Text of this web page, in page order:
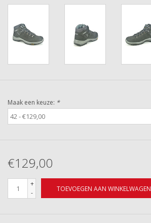
Maak een keuze: *
€129,00
+
-
TOEVOEGEN AAN WINKELWAGEN